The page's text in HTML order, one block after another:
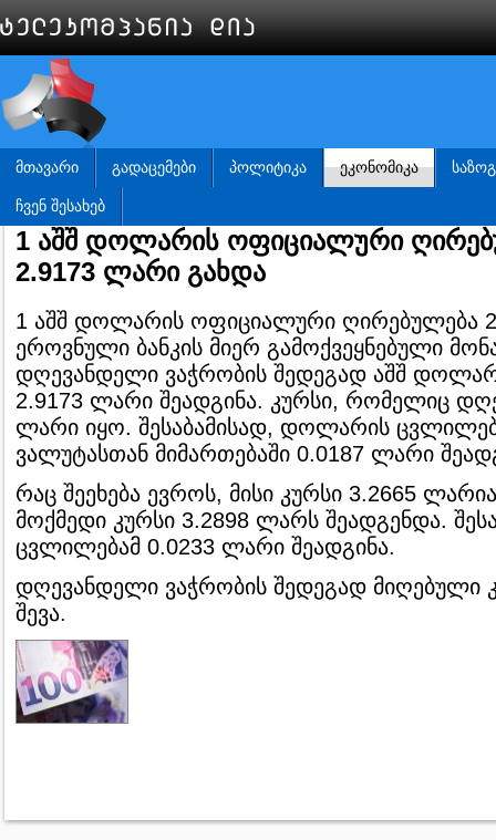
ᲛᲗᲐᲕᲐᲠᲘ ᲒᲐᲓᲐᲪᲔᲛᲔᲑᲘ ᲞᲝᲚᲘᲢᲘᲙᲐ ᲔᲙᲝᲜᲝᲛᲘᲙᲐ
ᲩᲕᲔᲜ ᲨᲔᲡᲐᲮᲔᲑ
1 აშშ დოლარის ოფიციალური
2.9173 ლარი გახდა
1 აშშ დოლარის ოფიციალური ღირებულება
ეროვნული ბანკის მიერ გამოქვეყნებული
დღევანდელი ვაჭრობის შედეგად აშშ
2.9173 ლარი შეადგინა. კურსი, რომელიც
ლარი იყო. შესაბამისად, დოლარის
ვალუტასთან მიმართებაში 0.0187 ლარი
რაც შეეხება ევროს, მისი კურსი 3.2665
მოქმედი კურსი 3.2898 ლარს შეადგენდა.
ცვლილებამ 0.0233 ლარი შეადგინა.
დღევანდელი ვაჭრობის შედეგად მიღებული
შევა.